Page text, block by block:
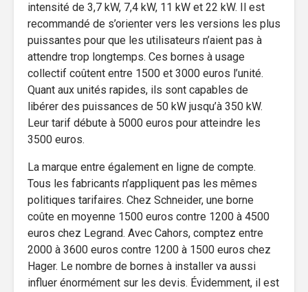
intensité de 3,7 kW, 7,4 kW, 11 kW et 22 kW. Il est
recommandé de s’orienter vers les versions les plus
puissantes pour que les utilisateurs n’aient pas à
attendre trop longtemps. Ces bornes à usage
collectif coûtent entre 1500 et 3000 euros l’unité.
Quant aux unités rapides, ils sont capables de
libérer des puissances de 50 kW jusqu’à 350 kW.
Leur tarif débute à 5000 euros pour atteindre les
3500 euros.
La marque entre également en ligne de compte.
Tous les fabricants n’appliquent pas les mêmes
politiques tarifaires. Chez Schneider, une borne
coûte en moyenne 1500 euros contre 1200 à 4500
euros chez Legrand. Avec Cahors, comptez entre
2000 à 3600 euros contre 1200 à 1500 euros chez
Hager. Le nombre de bornes à installer va aussi
influer énormément sur les devis. Évidemment, il est